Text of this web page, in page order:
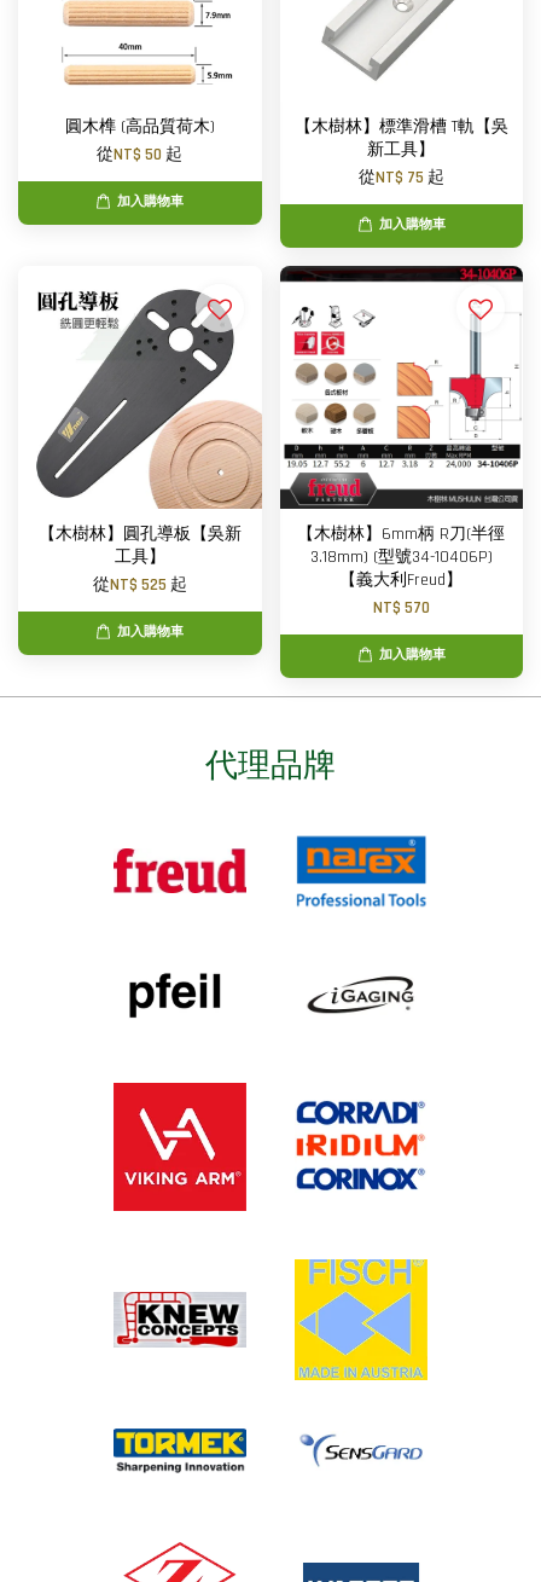
圓木榫 (高品質荷木)
從NT$ 50 起
加入購物車
【木樹林】標準滑槽 T軌【吳
新工具】
從NT$ 75 起
加入購物車
【木樹林】圓孔導板【吳新
工具】
從NT$ 525 起
加入購物車
【木樹林】6mm柄 R刀(半徑
3.18mm) (型號34-10406P)
【義大利Freud】
NT$ 570
加入購物車
代理品牌